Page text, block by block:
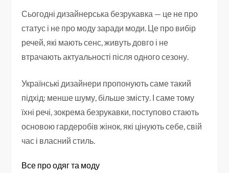
Сьогодні дизайнерська безрукавка — це не про
статус і не про моду заради моди. Це про вибір
речей, які мають сенс, живуть довго і не
втрачають актуальності після одного сезону.
Українські дизайнери пропонують саме такий
підхід: менше шуму, більше змісту. І саме тому
їхні речі, зокрема безрукавки, поступово стають
основою гардеробів жінок, які цінують себе, свій
час і власний стиль.
Все про одяг та моду